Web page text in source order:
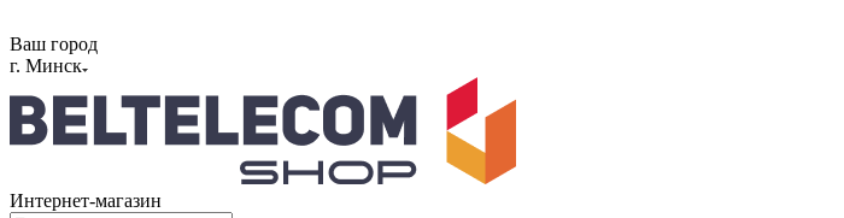
Ваш город
г. Минск
Интернет-магазин